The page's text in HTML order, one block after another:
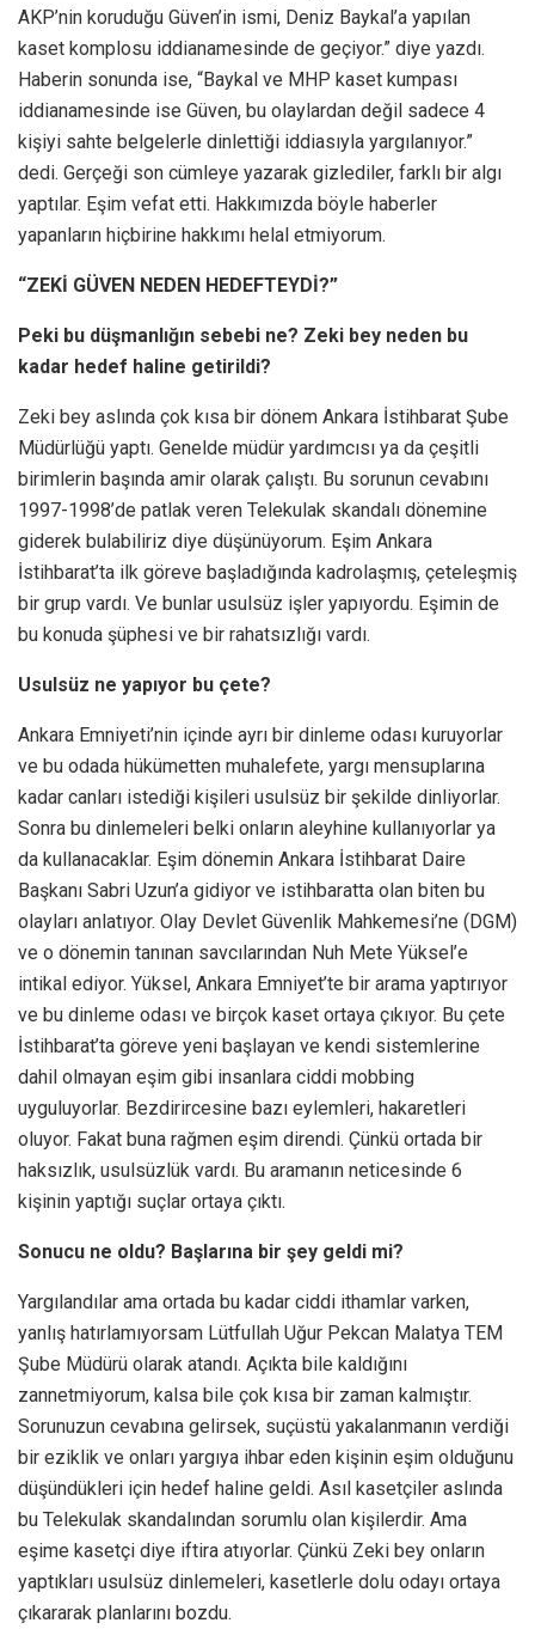
AKP’nin koruduğu Güven’in ismi, Deniz Baykal’a yapılan
kaset komplosu iddianamesinde de geçiyor.” diye yazdı.
Haberin sonunda ise, “Baykal ve MHP kaset kumpası
iddianamesinde ise Güven, bu olaylardan değil sadece 4
kişiyi sahte belgelerle dinlettiği iddiasıyla yargılanıyor.”
dedi. Gerçeği son cümleye yazarak gizlediler, farklı bir algı
yaptılar. Eşim vefat etti. Hakkımızda böyle haberler
yapanların hiçbirine hakkımı helal etmiyorum.
“ZEKİ GÜVEN NEDEN HEDEFTEYDİ?”
Peki bu düşmanlığın sebebi ne? Zeki bey neden bu
kadar hedef haline getirildi?
Zeki bey aslında çok kısa bir dönem Ankara İstihbarat Şube
Müdürlüğü yaptı. Genelde müdür yardımcısı ya da çeşitli
birimlerin başında amir olarak çalıştı. Bu sorunun cevabını
1997-1998’de patlak veren Telekulak skandalı dönemine
giderek bulabiliriz diye düşünüyorum. Eşim Ankara
İstihbarat’ta ilk göreve başladığında kadrolaşmış, çeteleşmiş
bir grup vardı. Ve bunlar usulsüz işler yapıyordu. Eşimin de
bu konuda şüphesi ve bir rahatsızlığı vardı.
Usulsüz ne yapıyor bu çete?
Ankara Emniyeti’nin içinde ayrı bir dinleme odası kuruyorlar
ve bu odada hükümetten muhalefete, yargı mensuplarına
kadar canları istediği kişileri usulsüz bir şekilde dinliyorlar.
Sonra bu dinlemeleri belki onların aleyhine kullanıyorlar ya
da kullanacaklar. Eşim dönemin Ankara İstihbarat Daire
Başkanı Sabri Uzun’a gidiyor ve istihbaratta olan biten bu
olayları anlatıyor. Olay Devlet Güvenlik Mahkemesi’ne (DGM)
ve o dönemin tanınan savcılarından Nuh Mete Yüksel’e
intikal ediyor. Yüksel, Ankara Emniyet’te bir arama yaptırıyor
ve bu dinleme odası ve birçok kaset ortaya çıkıyor. Bu çete
İstihbarat’ta göreve yeni başlayan ve kendi sistemlerine
dahil olmayan eşim gibi insanlara ciddi mobbing
uyguluyorlar. Bezdirircesine bazı eylemleri, hakaretleri
oluyor. Fakat buna rağmen eşim direndi. Çünkü ortada bir
haksızlık, usulsüzlük vardı. Bu aramanın neticesinde 6
kişinin yaptığı suçlar ortaya çıktı.
Sonucu ne oldu? Başlarına bir şey geldi mi?
Yargılandılar ama ortada bu kadar ciddi ithamlar varken,
yanlış hatırlamıyorsam Lütfullah Uğur Pekcan Malatya TEM
Şube Müdürü olarak atandı. Açıkta bile kaldığını
zannetmiyorum, kalsa bile çok kısa bir zaman kalmıştır.
Sorunuzun cevabına gelirsek, suçüstü yakalanmanın verdiği
bir eziklik ve onları yargıya ihbar eden kişinin eşim olduğunu
düşündükleri için hedef haline geldi. Asıl kasetçiler aslında
bu Telekulak skandalından sorumlu olan kişilerdir. Ama
eşime kasetçi diye iftira atıyorlar. Çünkü Zeki bey onların
yaptıkları usulsüz dinlemeleri, kasetlerle dolu odayı ortaya
çıkararak planlarını bozdu.